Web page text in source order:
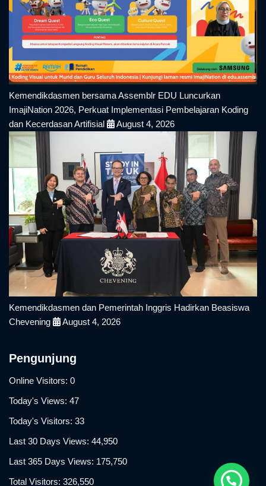
Kemendikdasmen bersama Assemblr EDU Luncurkan
ImajiNation 2026, Perkuat Implementasi Pembelajaran Koding
dan Kecerdasan Artifisial
August 4, 2026
Kemendikdasmen dan Pemerintah Inggris Hadirkan Beasiswa
Chevening
August 4, 2026
Pengunjung
Online Visitors: 0
Today's Views: 47
Today's Visitors: 33
Last 30 Days Views: 44,950
Last 365 Days Views: 175,750
Total Visitors: 326,550